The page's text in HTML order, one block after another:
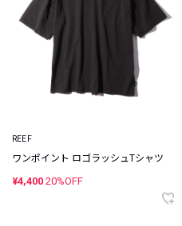
REEF
ワンポイント ロゴラッシュTシャツ
¥4,400 20%OFF